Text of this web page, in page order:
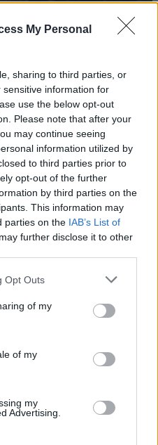
My Personal
sharing to third parties, or
information for
use the below opt-out
Please note that after your
may continue seeing
information utilized by
to third parties prior to
opt-out of the further
by third parties on the
This information may
parties on the IAB’s List of
further disclose it to other
Opt Outs
of my
of my
my
Advertising.